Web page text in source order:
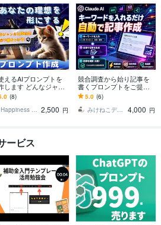
えるAIプロンプトを
します どんなジャン
もAIに伝わるプロン
/差がつく高設計
(8)
Happiness STAR 2,500 円
競合調査から始り記事を
書くプロンプトをご提供
します Claudeプロジェク
トに組み込めばキーワー
ドを実行するだけ
5.0 (6)
みけねこデザイン
4,000 円
ービス